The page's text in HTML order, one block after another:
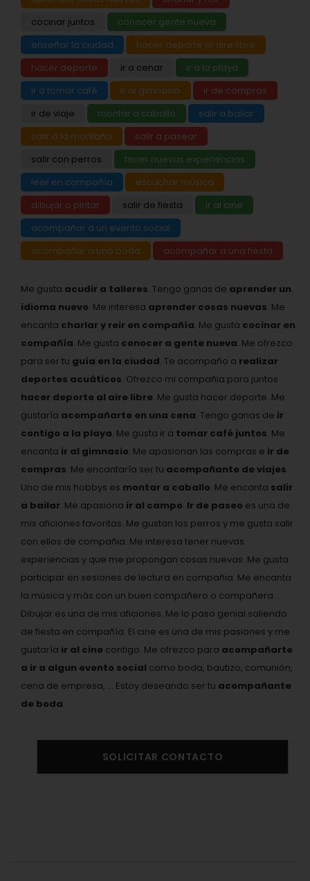
cocinar juntos
conocer gente nueva
enseñar la ciudad
hacer deporte al aire libre
hacer deporte
ir a cenar
ir a la playa
ir a tomar café
ir al gimnasio
ir de compras
ir de viaje
montar a caballo
salir a bailar
salir a la montaña
salir a pasear
salir con perros
tener nuevas experiencias
leer en compañía
escuchar música
dibujar o pintar
salir de fiesta
ir al cine
acompañar a un evento social
acompañar a una boda
acompañar a una fiesta
Me gusta acudir a talleres. Tengo ganas de aprender un
idioma nuevo. Me interesa aprender cosas nuevas. Me
encanta charlar y reir en compañía. Me gusta cocinar en
compañía. Me gusta conocer a gente nueva. Me ofrezco
para ser tu guía en la ciudad. Te acompaño a realizar
deportes acuáticos. Ofrezco mi compañia para juntos
hacer deporte al aire libre. Me gusta hacer deporte. Me
gustaría acompañarte en una cena. Tengo ganas de ir
contigo a la playa. Me gusta ir a tomar café juntos. Me
encanta ir al gimnasio. Me apasionan las compras e ir de
compras. Me encantaría ser tu acompañante de viajes.
Uno de mis hobbys es montar a caballo. Me encanta salir
a bailar. Me apasiona ir al campo. Ir de paseo es una de
mis aficiones favoritas. Me gustan los perros y me gusta salir
con ellos de compañia. Me interesa tener nuevas
experiencias y que me propongan cosas nuevas. Me gusta
participar en sesiones de lectura en compañia. Me encanta
la música y más con un buen compañero o compañera.
Dibujar es una de mis aficiones. Me lo paso genial saliendo
de fiesta en compañía. El cine es una de mis pasiones y me
gustaría ir al cine contigo. Me ofrezco para acompañarte
a ir a algun evento social como boda, bautizo, comunión,
cena de empresa, ... Estoy deseando ser tu acompañante
de boda.
SOLICITAR CONTACTO